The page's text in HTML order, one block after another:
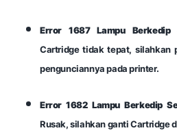
Error 1687 Lampu
Cartridge tidak tepat, silahkan
pengunciannya pada printer.
Error 1682 Lampu Berkedip
Rusak, silahkan ganti Cartridge